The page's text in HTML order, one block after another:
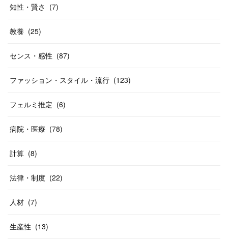
知性・賢さ (7)
教養 (25)
センス・感性 (87)
ファッション・スタイル・流行 (123)
フェルミ推定 (6)
病院・医療 (78)
計算 (8)
法律・制度 (22)
人材 (7)
生産性 (13)